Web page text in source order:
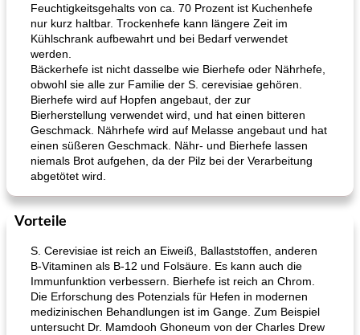
Feuchtigkeitsgehalts von ca. 70 Prozent ist Kuchenhefe
nur kurz haltbar. Trockenhefe kann längere Zeit im
Kühlschrank aufbewahrt und bei Bedarf verwendet
werden.
Bäckerhefe ist nicht dasselbe wie Bierhefe oder Nährhefe,
obwohl sie alle zur Familie der S. cerevisiae gehören.
Bierhefe wird auf Hopfen angebaut, der zur
Bierherstellung verwendet wird, und hat einen bitteren
Geschmack. Nährhefe wird auf Melasse angebaut und hat
einen süßeren Geschmack. Nähr- und Bierhefe lassen
niemals Brot aufgehen, da der Pilz bei der Verarbeitung
abgetötet wird.
Vorteile
S. Cerevisiae ist reich an Eiweiß, Ballaststoffen, anderen
B-Vitaminen als B-12 und Folsäure. Es kann auch die
Immunfunktion verbessern. Bierhefe ist reich an Chrom.
Die Erforschung des Potenzials für Hefen in modernen
medizinischen Behandlungen ist im Gange. Zum Beispiel
untersucht Dr. Mamdooh Ghoneum von der Charles Drew